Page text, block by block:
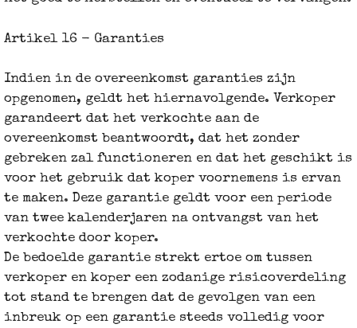
Artikel 16 - Garanties
Indien in de overeenkomst garanties zijn
opgenomen, geldt het hiernavolgende. Verkoper
garandeert dat het verkochte aan de
overeenkomst beantwoordt, dat het zonder
gebreken zal functioneren en dat het geschikt is
voor het gebruik dat koper voornemens is ervan
te maken. Deze garantie geldt voor een periode
van twee kalenderjaren na ontvangst van het
verkochte door koper.
De bedoelde garantie strekt ertoe om tussen
verkoper en koper een zodanige risicoverdeling
tot stand te brengen dat de gevolgen van een
inbreuk op een garantie steeds volledig voor